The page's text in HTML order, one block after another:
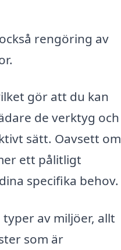
rengöring av
gör att du kan
de verktyg och
sätt. Oavsett om
ett pålitligt
specifika behov.
av miljöer, allt
som är